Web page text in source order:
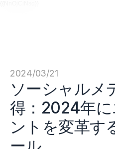
2024/03/21
ソーシャルメ
得：2024年
ントを変革す